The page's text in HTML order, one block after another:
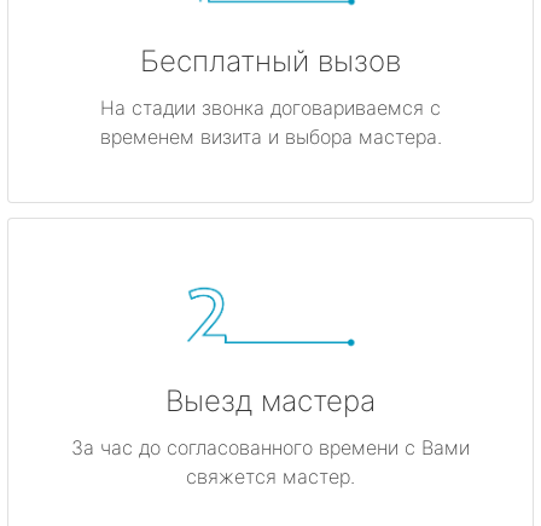
Бесплатный вызов
На стадии звонка договариваемся с
временем визита и выбора мастера.
Выезд мастера
За час до согласованного времени с Вами
свяжется мастер.